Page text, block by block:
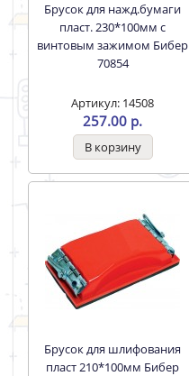
Брусок для нажд.бумаги
пласт. 230*100мм с
винтовым зажимом Бибер
70854
Артикул: 14508
257.00 р.
Брусок для шлифования
пласт 210*100мм Бибер